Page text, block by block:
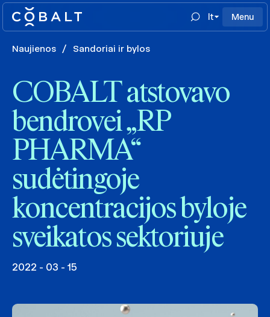
lt Menu
Naujienos / Sandoriai ir bylos
COBALT atstovavo
bendrovei „RP
PHARMA“
sudėtingoje
koncentracijos byloje
sveikatos sektoriuje
2022 - 03 - 15